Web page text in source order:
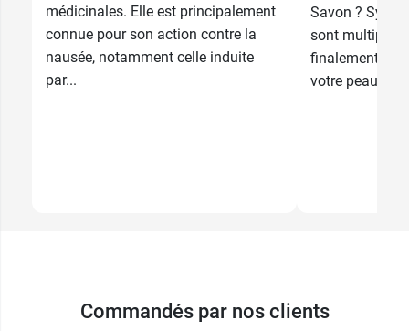
médicinales. Elle est principalement
connue pour son action contre la
nausée, notamment celle induite
par...
Savon ?
sont multiples,
finalement en
votre peau,
Commandés par nos clients